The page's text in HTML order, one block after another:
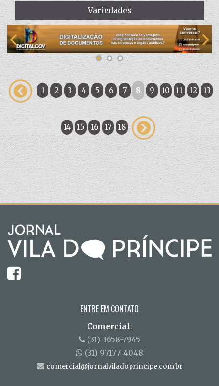
Variedades
1 2 3 4 5 6 7 8 9 10 11 12 13
14 15 16 17 18
ENTRE EM CONTATO
Comercial:
(31) 3658-7945
(31) 97177-4048
comercial@jornalviladoprincipe.com.br